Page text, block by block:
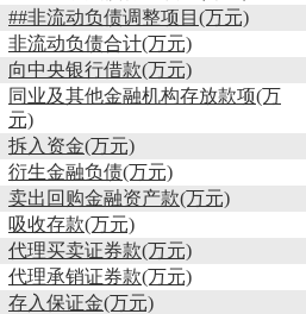
##非流动负债调整项目(万元)
非流动负债合计(万元)
向中央银行借款(万元)
同业及其他金融机构存放款项(万
元)
拆入资金(万元)
衍生金融负债(万元)
卖出回购金融资产款(万元)
吸收存款(万元)
代理买卖证券款(万元)
代理承销证券款(万元)
存入保证金(万元)